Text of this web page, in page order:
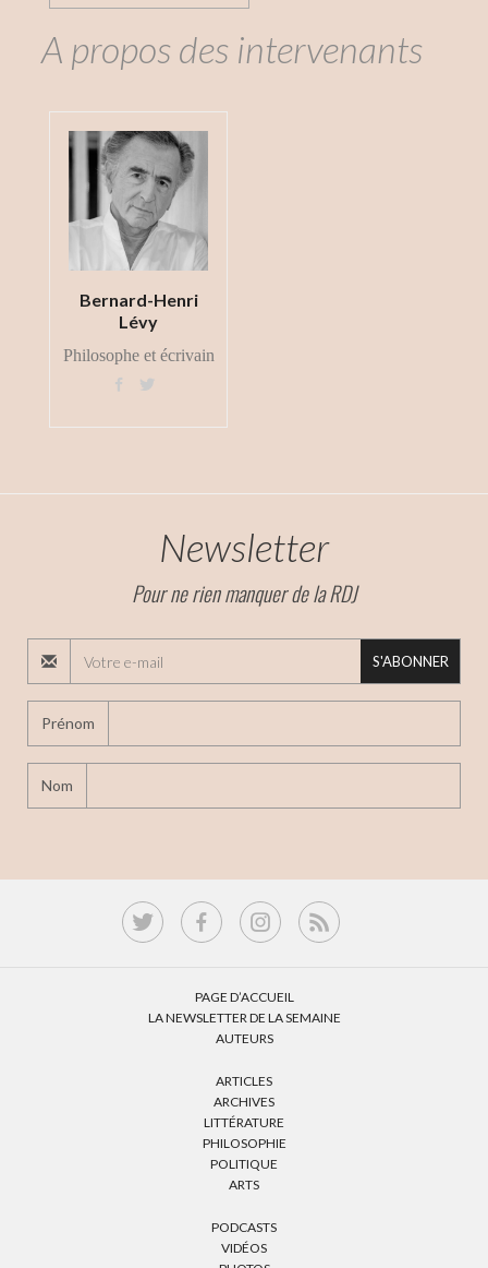
A propos des intervenants
Bernard-Henri
Lévy
Philosophe et écrivain
 
Newsletter
Pour ne rien manquer de la RDJ
S'ABONNER
Prénom
Nom
PAGE D’ACCUEIL
LA NEWSLETTER DE LA SEMAINE
AUTEURS
ARTICLES
ARCHIVES
LITTÉRATURE
PHILOSOPHIE
POLITIQUE
ARTS
PODCASTS
VIDÉOS